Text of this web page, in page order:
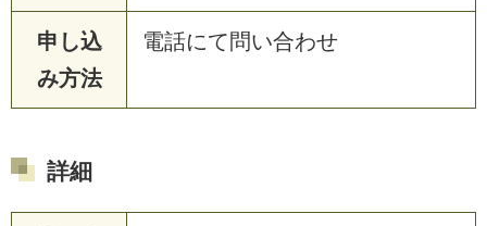
申し込
み方法
電話にて問い合わせ
詳細